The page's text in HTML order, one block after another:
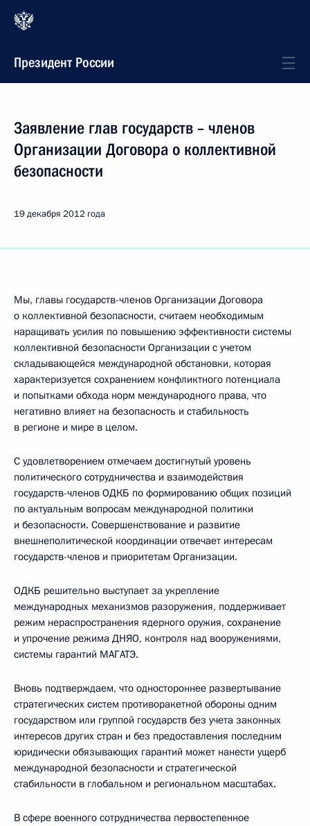
Президент России
Заявление глав государств – членов
Организации Договора о коллективной
безопасности
19 декабря 2012 года
Мы, главы государств-членов Организации Договора
о коллективной безопасности, считаем необходимым
наращивать усилия по повышению эффективности системы
коллективной безопасности Организации с учетом
складывающейся международной обстановки, которая
характеризуется сохранением конфликтного потенциала
и попытками обхода норм международного права, что
негативно влияет на безопасность и стабильность
в регионе и мире в целом.
С удовлетворением отмечаем достигнутый уровень
политического сотрудничества и взаимодействия
государств-членов ОДКБ по формированию общих позиций
по актуальным вопросам международной политики
и безопасности. Совершенствование и развитие
внешнеполитической координации отвечает интересам
государств-членов и приоритетам Организации.
ОДКБ решительно выступает за укрепление
международных механизмов разоружения, поддерживает
режим нераспространения ядерного оружия, сохранение
и упрочение режима ДНЯО, контроля над вооружениями,
системы гарантий МАГАТЭ.
Вновь подтверждаем, что одностороннее развертывание
стратегических систем противоракетной обороны одним
государством или группой государств без учета законных
интересов других стран и без предоставления последним
юридически обязывающих гарантий может нанести ущерб
международной безопасности и стратегической
стабильности в глобальном и региональном масштабах.
В сфере военного сотрудничества первостепенное